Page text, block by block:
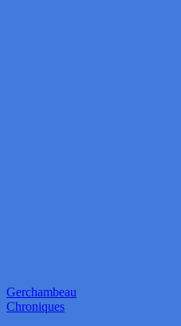
Gerchambeau
Chroniques